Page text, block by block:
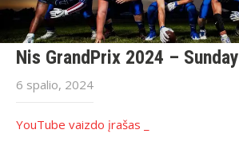
Nis GrandPrix 2024 – Sunday
6 spalio, 2024
YouTube vaizdo įrašas _